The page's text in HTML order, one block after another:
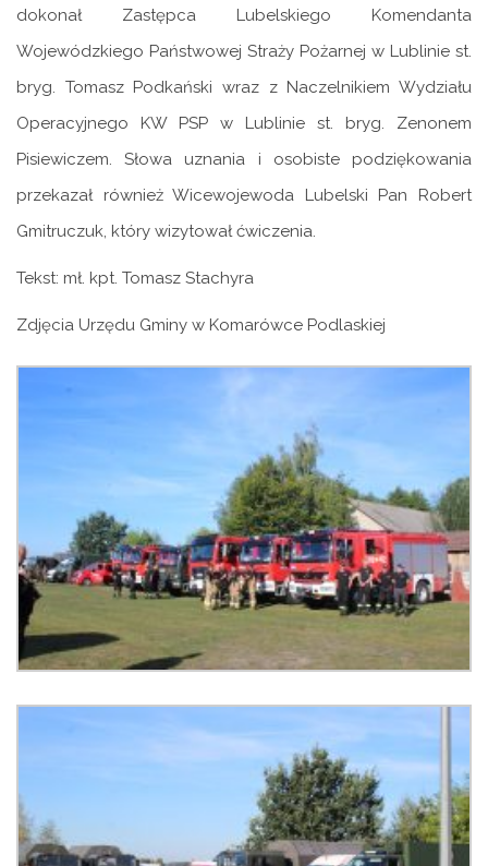
dokonał Zastępca Lubelskiego Komendanta
Wojewódzkiego Państwowej Straży Pożarnej w Lublinie st.
bryg. Tomasz Podkański wraz z Naczelnikiem Wydziału
Operacyjnego KW PSP w Lublinie st. bryg. Zenonem
Pisiewiczem. Słowa uznania i osobiste podziękowania
przekazał również Wicewojewoda Lubelski Pan Robert
Gmitruczuk, który wizytował ćwiczenia.
Tekst: mł. kpt. Tomasz Stachyra
Zdjęcia Urzędu Gminy w Komarówce Podlaskiej